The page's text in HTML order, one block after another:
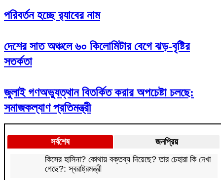
পরিবর্তন হচ্ছে র‌্যাবের নাম
দেশের সাত অঞ্চলে ৬০ কিলোমিটার বেগে ঝড়-বৃষ্টির
সতর্কতা
জুলাই গণঅভ্যুত্থান বিতর্কিত করার অপচেষ্টা চলছে:
সমাজকল্যাণ প্রতিমন্ত্রী
সর্বশেষ
জনপ্রিয়
কিসের হাসিনা? কোথায় বক্তব্য দিয়েছে? তার চেহারা কি দেখা
গেছে?: স্বরাষ্ট্রমন্ত্রী